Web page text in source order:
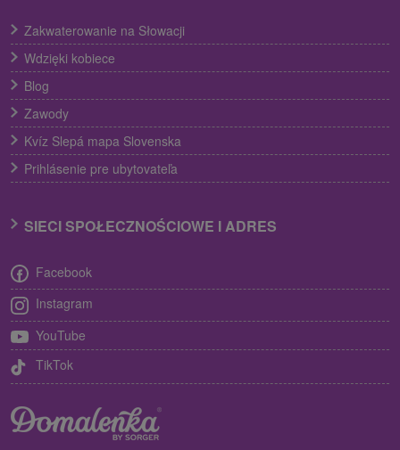
Zakwaterowanie na Słowacji
Wdzięki kobiece
Blog
Zawody
Kvíz Slepá mapa Slovenska
Prihlásenie pre ubytovateľa
SIECI SPOŁECZNOŚCIOWE I ADRES
Facebook
Instagram
YouTube
TikTok